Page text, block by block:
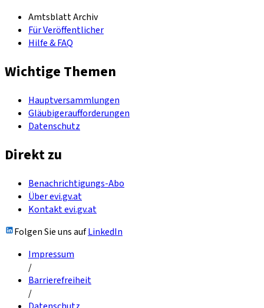
Amtsblatt Archiv
Für Veröffentlicher
Hilfe & FAQ
Wichtige Themen
Hauptversammlungen
Gläubigeraufforderungen
Datenschutz
Direkt zu
Benachrichtigungs-Abo
Über evi.gv.at
Kontakt evi.gv.at
Folgen Sie uns aufLinkedIn
Impressum
/
Barrierefreiheit
/